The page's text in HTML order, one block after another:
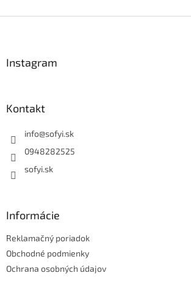
Instagram
Kontakt
info@sofyi.sk
0948282525
sofyi.sk
Informácie
Reklamačný poriadok
Obchodné podmienky
Ochrana osobných údajov